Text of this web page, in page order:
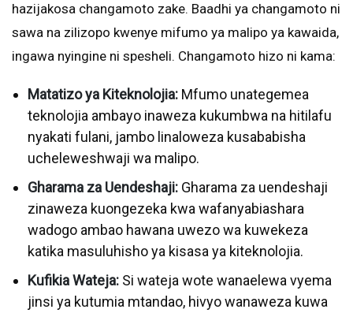
hazijakosa changamoto zake. Baadhi ya changamoto ni
sawa na zilizopo kwenye mifumo ya malipo ya kawaida,
ingawa nyingine ni spesheli. Changamoto hizo ni kama:
Matatizo ya Kiteknolojia: Mfumo unategemea
teknolojia ambayo inaweza kukumbwa na hitilafu
nyakati fulani, jambo linaloweza kusababisha
ucheleweshwaji wa malipo.
Gharama za Uendeshaji: Gharama za uendeshaji
zinaweza kuongezeka kwa wafanyabiashara
wadogo ambao hawana uwezo wa kuwekeza
katika masuluhisho ya kisasa ya kiteknolojia.
Kufikia Wateja: Si wateja wote wanaelewa vyema
jinsi ya kutumia mtandao, hivyo wanaweza kuwa